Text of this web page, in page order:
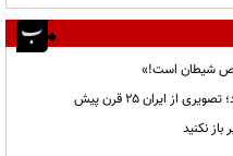
شیطان است!»
نکنید